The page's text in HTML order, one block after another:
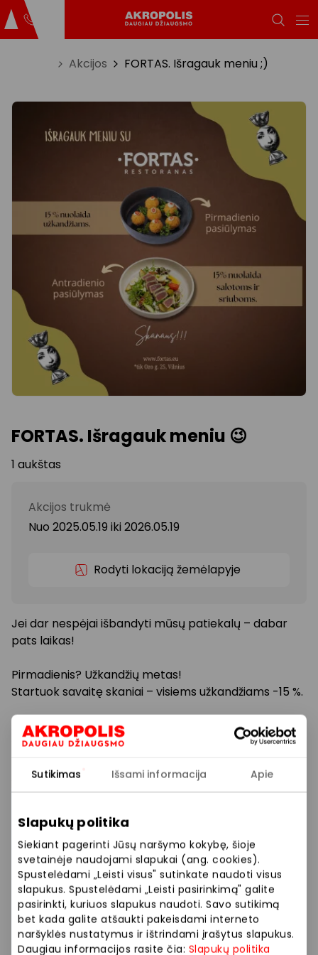
Sutikimas Išsami informacija Apie
Slapukų politika
Siekiant pagerinti Jūsų naršymo kokybę, šioje
svetainėje naudojami slapukai (ang. cookies).
Spustelėdami „Leisti visus" sutinkate naudoti visus
slapukus. Spustelėdami „Leisti pasirinkimą" galite
pasirinkti, kuriuos slapukus naudoti. Savo sutikimą
bet kada galite atšaukti pakeisdami interneto
naršyklės nustatymus ir ištrindami įrašytus slapukus.
Daugiau informacijos rasite čia: Slapukų politika
Akcijos FORTAS. Išragauk meniu ;)
FORTAS. Išragauk meniu 😉
1 aukštas
Akcijos trukmė
Nuo 2025.05.19 iki 2026.05.19
Rodyti lokaciją žemėlapyje
Jei dar nespėjai išbandyti mūsų patiekalų – dabar
pats laikas!
Pirmadienis? Užkandžių metas!
Startuok savaitę skaniai – visiems užkandžiams -15 %.
Antradienis? Laikas lengviems patiekalams!
Salotos ir sriubos su 15 % nuolaida.
Ateik, paragauk ir rask savo naują mėgstamiausią
patiekalą!
Prekybos ir pramogų centre „AKROPOLIS“
veikiančios parduotuvės ir paslaugų teikėjai
savarankiškai nustato taikomas nuolaidas, jų
dydžius bei kitas aktualias sąlygas.
Stengiamės kuo tiksliau pateikti aktualią
informaciją, tačiau, jei kyla neatitikimų tarp mūsų